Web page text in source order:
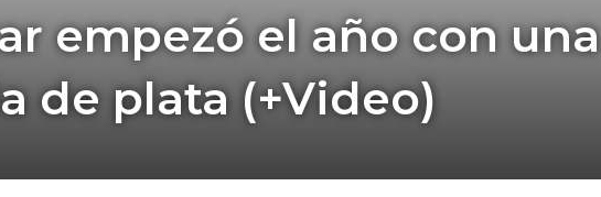
empezó el año con una
de plata (+Video)